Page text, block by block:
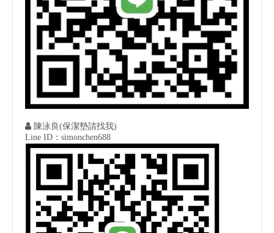
 陳泳良(保潔墊請找我)
Line ID：simonchen688